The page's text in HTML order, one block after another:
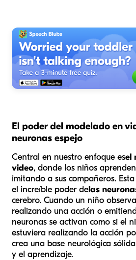
El poder del modelado en
neuronas espejo
Central en nuestro enfoque esel
video, donde los niños
imitando a sus compañeros.
el increíble poder delas
cerebro. Cuando un niño
realizando una acción o
neuronas se activan como si el
estuviera realizando la acción
crea una base neurológica
y el aprendizaje.